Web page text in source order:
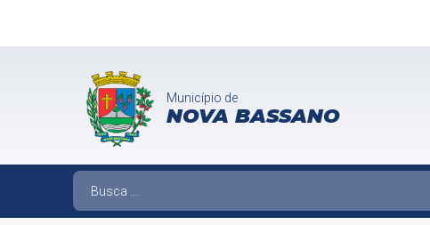
Município de
NOVA BASSANO